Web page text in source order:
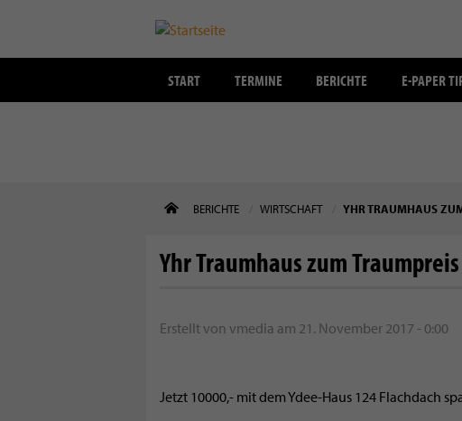
START TERMINE BERICHTE E-PAPER
BERICHTE WIRTSCHAFT YHR TRAUMHAUS
Yhr Traumhaus zum
Erstellt von vmedia am 21. November 2017 - 0:00
Jetzt 10000,- mit dem Ydee-Haus 124 Flachdach